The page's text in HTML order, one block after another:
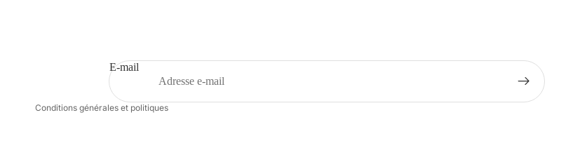
E-mail
Conditions générales et politiques
Politique d’expédition